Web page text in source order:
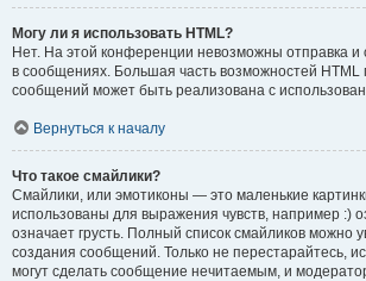
Могу ли я использовать HTML?
Нет. На этой конференции невозможны отправка и
в сообщениях. Большая часть возможностей
сообщений может быть реализована с
Вернуться к началу
Что такое смайлики?
Смайлики, или эмотиконы — это маленькие
использованы для выражения чувств, например :)
означает грусть. Полный список смайликов можно
создания сообщений. Только не перестарайтесь,
могут сделать сообщение нечитаемым, и